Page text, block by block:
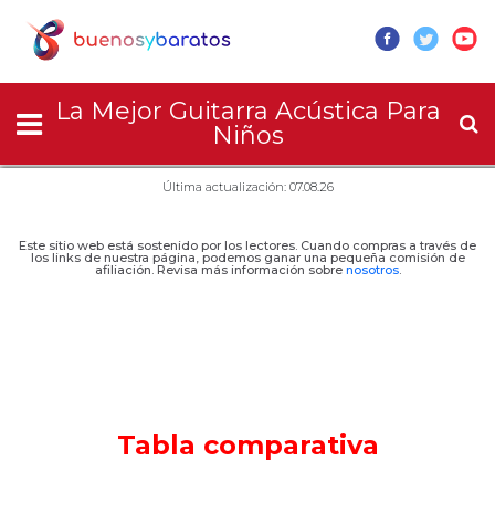
La Mejor Guitarra Acústica Para
Niños
Última actualización: 07.08.26
Este sitio web está sostenido por los lectores. Cuando compras a través de
los links de nuestra página, podemos ganar una pequeña comisión de
afiliación. Revisa más información sobre nosotros.
Tabla comparativa